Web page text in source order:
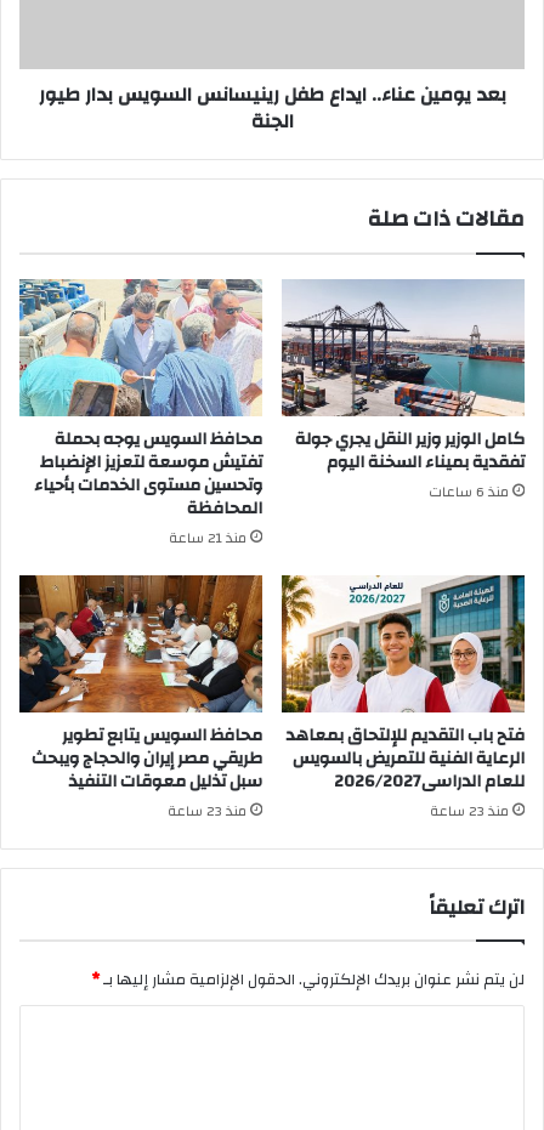
طيور
الجنة
بعد يومين عناء.. ايداع طفل رينيسانس السويس بدار طيور
الجنة
مقالات ذات صلة
كامل الوزير وزير النقل يجري جولة
تفقدية بميناء السخنة اليوم
منذ 6 ساعات
محافظ السويس يوجه بحملة
تفتيش موسعة لتعزيز الإنضباط
وتحسين مستوى الخدمات بأحياء
المحافظة
منذ 21 ساعة
فتح باب التقديم للإلتحاق بمعاهد
الرعاية الفنية للتمريض بالسويس
للعام الدراسى2026/2027
منذ 23 ساعة
محافظ السويس يتابع تطوير
طريقي مصر إيران والحجاج ويبحث
سبل تذليل معوقات التنفيذ
منذ 23 ساعة
اترك تعليقاً
لن يتم نشر عنوان بريدك الإلكتروني.الحقول الإلزامية مشار إليها بـ*